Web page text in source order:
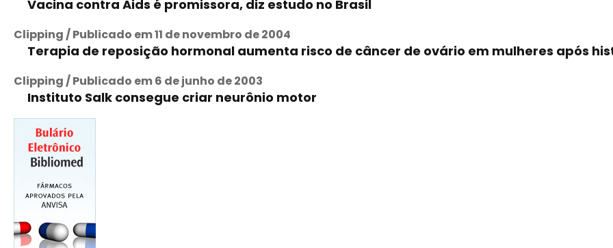
Vacina contra Aids é promissora, diz estudo no Brasil
Clipping / Publicado em 11 de novembro de 2004
Terapia de reposição hormonal aumenta risco de câncer de ovário em mulheres após
Clipping / Publicado em 6 de junho de 2003
Instituto Salk consegue criar neurônio motor